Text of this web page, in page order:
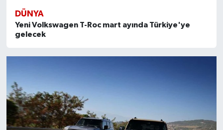
DÜNYA
Yeni Volkswagen T-Roc mart ayında Türkiye'ye
gelecek